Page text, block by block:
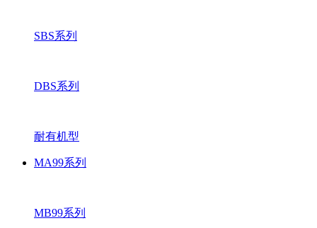
SBS系列
DBS系列
耐有机型
MA99系列
MB99系列